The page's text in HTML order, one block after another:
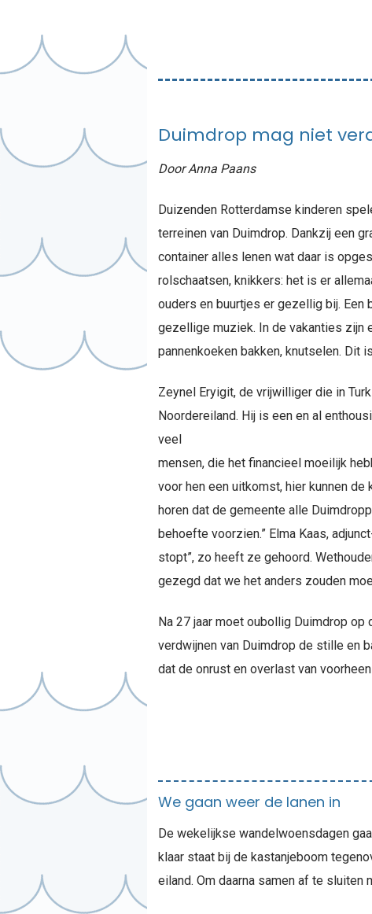
Duimdrop mag niet
Door Anna Paans
Duizenden Rotterdamse kinderen
terreinen van Duimdrop. Dankzij een
container alles lenen wat daar is
rolschaatsen, knikkers: het is er
ouders en buurtjes er gezellig bij.
gezellige muziek. In de vakanties zijn
pannenkoeken bakken, knutselen. Dit
Zeynel Eryigit, de vrijwilliger die in
Noordereiland. Hij is een en al
veel
mensen, die het financieel moeilijk
voor hen een uitkomst, hier kunnen
horen dat de gemeente alle
behoefte voorzien.” Elma Kaas,
stopt”, zo heeft ze gehoord.
gezegd dat we het anders zouden
Na 27 jaar moet oubollig Duimdrop
verdwijnen van Duimdrop de stille en
dat de onrust en overlast van
We gaan weer de lanen in
De wekelijkse wandelwoensdagen
klaar staat bij de kastanjeboom
eiland. Om daarna samen af te